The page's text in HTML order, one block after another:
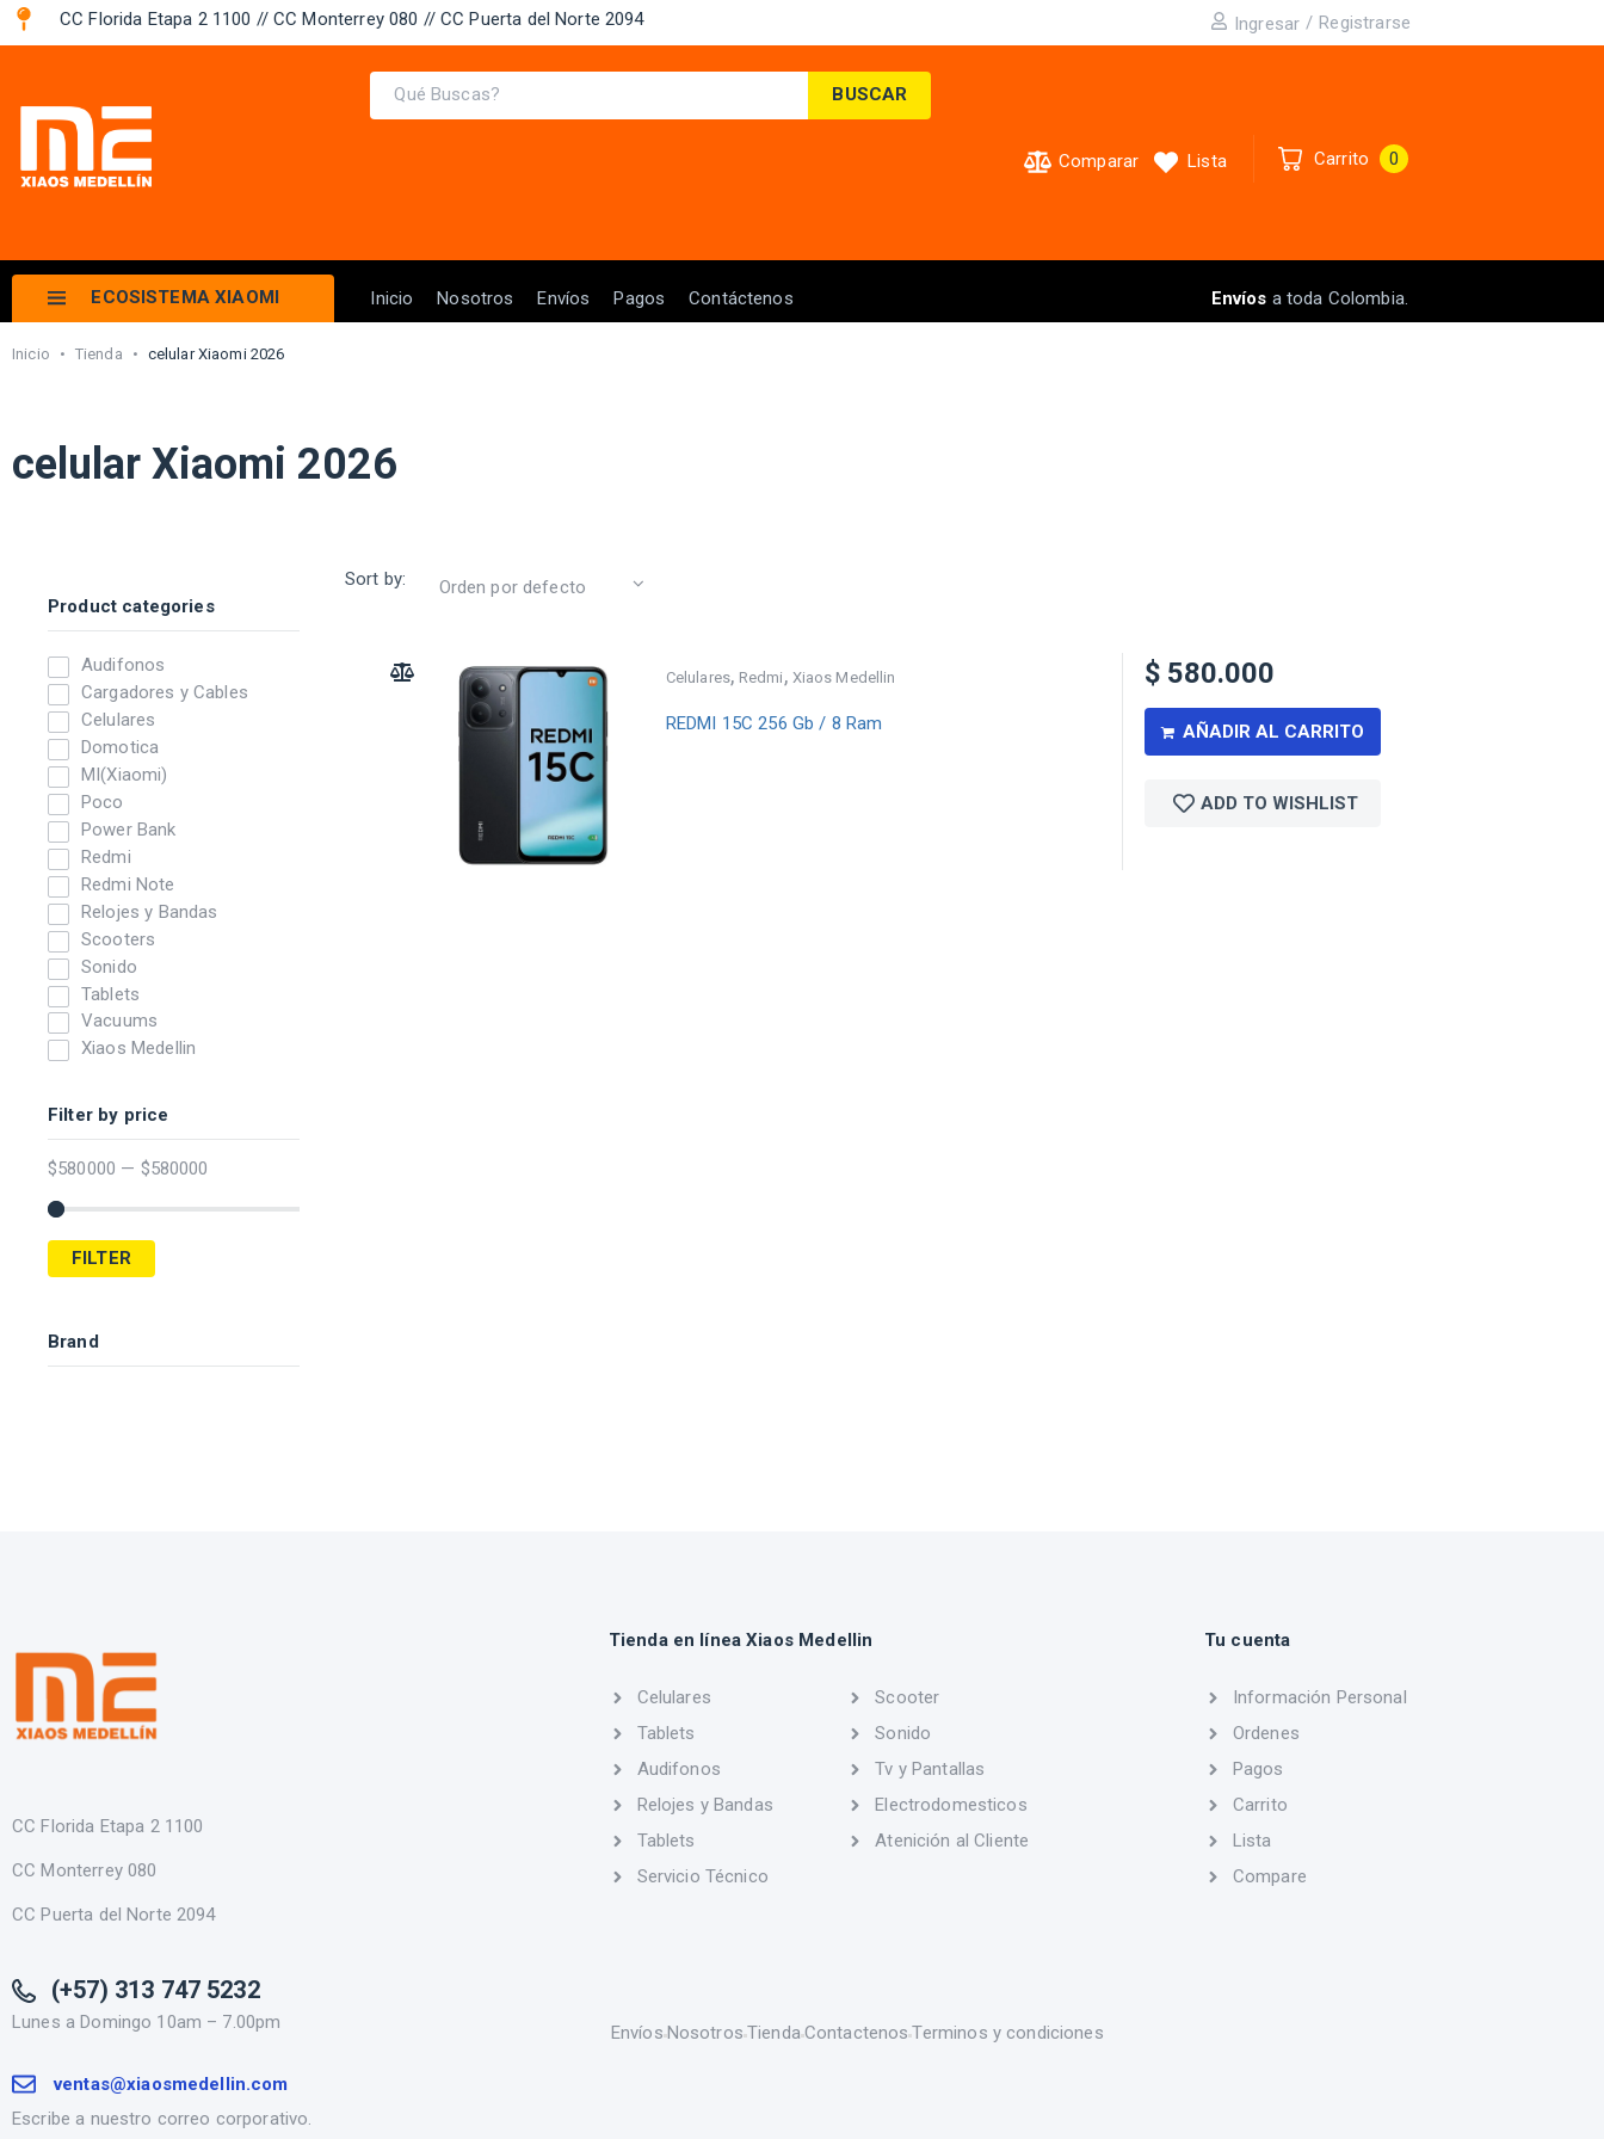
CC Florida Etapa 2 1100 // CC Monterrey 080 // CC Puerta del Norte 2094 ​ Ingresar / Registrarse
BUSCAR
Comparar Lista Carrito 0
ECOSISTEMA XIAOMI Inicio Nosotros Envíos Pagos Contáctenos Envíos a toda Colombia.
Inicio • Tienda • celular Xiaomi 2026
celular Xiaomi 2026
Product categories
Audifonos
Cargadores y Cables
Celulares
Domotica
MI(Xiaomi)
Poco
Power Bank
Redmi
Redmi Note
Relojes y Bandas
Scooters
Sonido
Tablets
Vacuums
Xiaos Medellin
Filter by price
$580000 — $580000
FILTER
Brand
Sort by:
Celulares, Redmi , Xiaos Medellin
REDMI 15C 256 Gb / 8 Ram
$ 580.000
AÑADIR AL CARRITO
ADD TO WISHLIST
CC Florida Etapa 2 1100
CC Monterrey 080
CC Puerta del Norte 2094
(+57) 313 747 5232
Lunes a Domingo 10am – 7.00pm
ventas@xiaosmedellin.com
Escribe a nuestro correo corporativo.
Tienda en línea Xiaos Medellin
Celulares
Tablets
Audifonos
Relojes y Bandas
Tablets
Servicio Técnico
Scooter
Sonido
Tv y Pantallas
Electrodomesticos
Atenición al Cliente
Tu cuenta
Información Personal
Ordenes
Pagos
Carrito
Lista
Compare
Envíos Nosotros TiendaContactenosTerminos y condiciones